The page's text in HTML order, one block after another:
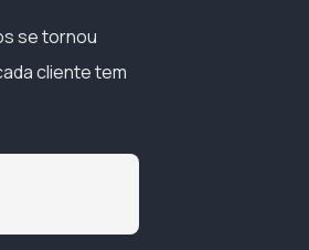
se tornou
cliente tem